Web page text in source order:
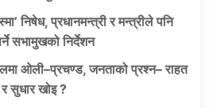
निषेध, प्रधानमन्त्री र मन्त्रीले पनि
सभामुखको निर्देशन
ओली–प्रचण्ड, जनताको प्रश्न– राहत
र सुधार खोइ ?